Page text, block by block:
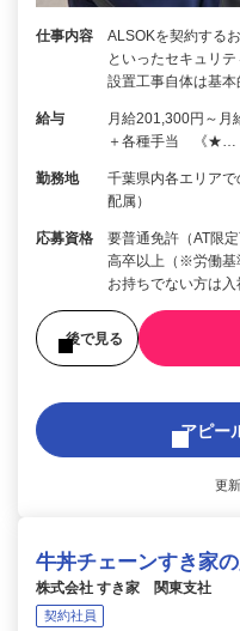
仕事内容
ALSOKを契約する
といったセキュリ
設置工事自体は基
給与
月給201,300円～月
＋各種手当 《★…
勤務地
千葉県内各エリア
配属）
応募資格
要普通免許（AT限
高卒以上（※労働基
お持ちでない方は入
後で見る
アピー
更
牛丼チェーンすき家
株式会社 すき家 関東支社
契約社員